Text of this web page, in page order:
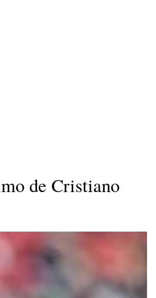
de Cristiano